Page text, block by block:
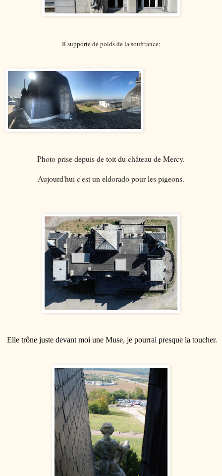
Il supporte de poids de la souffrance;
Photo prise depuis de toit du château de Mercy.
Aujourd'hui c'est un eldorado pour les pigeons.
Elle trône juste devant moi une Muse, je pourrai presque la toucher.